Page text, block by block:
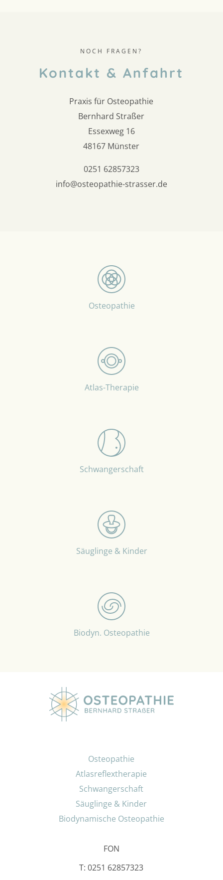
NOCH FRAGEN?
Kontakt & Anfahrt
Praxis für Osteopathie
Bernhard Straßer
Essexweg 16
48167 Münster
0251 62857323
info@osteopathie-strasser.de
Osteopathie
Atlas-Therapie
Schwangerschaft
Säuglinge & Kinder
Biodyn. Osteopathie
Osteopathie
Atlasreflextherapie
Schwangerschaft
Säuglinge & Kinder
Biodynamische Osteopathie
FON
T: 0251 62857323